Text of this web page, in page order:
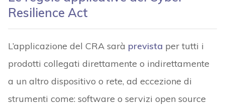
Resilience Act
L’applicazione del CRA sarà prevista per tutti i
prodotti collegati direttamente o indirettamente
a un altro dispositivo o rete, ad eccezione di
strumenti come: software o servizi open source